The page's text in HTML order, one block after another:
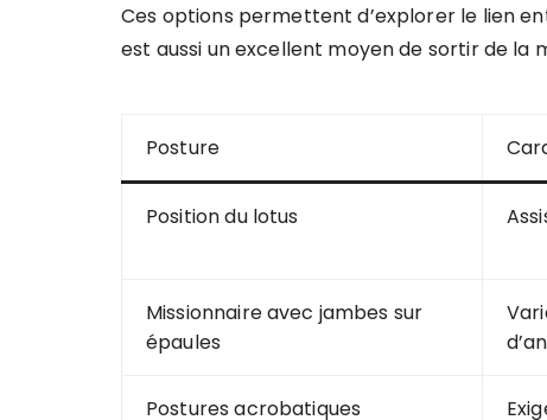
Ces options permettent d’explorer le lien
est aussi un excellent moyen de sortir de la
Posture
Position du lotus
Missionnaire avec jambes sur
épaules
Postures acrobatiques